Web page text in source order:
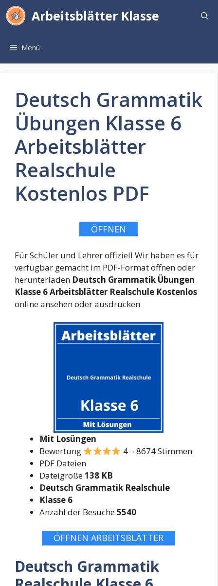
Zum
Inhalt
Arbeitsblätter Klasse
Menü
Deutsch Grammatik
Übungen Klasse 6
Arbeitsblätter
Realschule
Kostenlos PDF
ÖFFNEN
Für Schüler und Lehrer offiziell Wir haben es für
verfügbar gemacht im PDF-Format öffnen oder
herunterladen Deutsch Grammatik Übungen
Klasse 6 Arbeitsblätter Realschule Kostenlos
online ansehen oder ausdrucken
Mit Losüngen
Bewertung
4 – 8674 Stimmen
PDF Dateien
Dateigröße138 KB
Deutsch Grammatik Realschule
Klasse 6
Anzahl der Besuche5540
ÖFFNEN ARBEITSBLÄTTER
Deutsch Grammatik